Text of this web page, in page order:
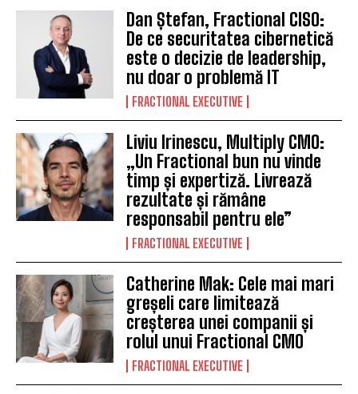
Dan Ștefan, Fractional CISO:
De ce securitatea cibernetică
este o decizie de leadership,
nu doar o problemă IT
FRACTIONAL EXECUTIVE
Liviu Irinescu, Multiply CMO:
„Un Fractional bun nu vinde
timp și expertiză. Livrează
rezultate și rămâne
responsabil pentru ele”
FRACTIONAL EXECUTIVE
Catherine Mak: Cele mai mari
greșeli care limitează
creșterea unei companii și
rolul unui Fractional CMO
FRACTIONAL EXECUTIVE